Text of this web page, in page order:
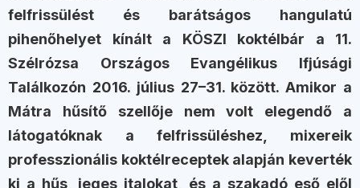
felfrissülést és barátságos hangulatú
pihenőhelyet kínált a KÖSZI koktélbár a 11.
Szélrózsa Országos Evangélikus Ifjúsági
Találkozón 2016. július 27–31. között. Amikor a
Mátra hűsítő szellője nem volt elegendő a
látogatóknak a felfrissüléshez, mixereik
professzionális koktélreceptek alapján keverték
ki a hűs, jeges italokat, és a szakadó eső elől